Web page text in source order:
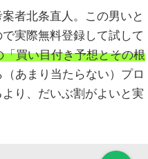
者北条直人。この男いと
実際無料登録して試して
買い目付き予想とその根
（あまり当たらない）プロ
り、だいぶ割がよいと実